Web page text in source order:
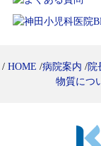
/ HOME /病院案内 /院
物質につ